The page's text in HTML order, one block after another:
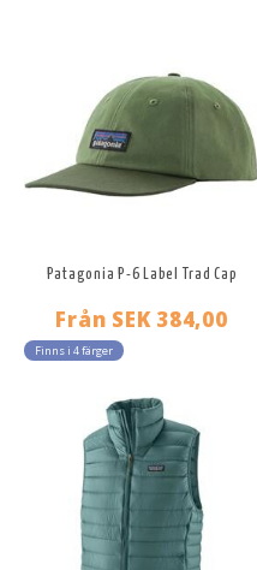
Patagonia P-6 Label Trad Cap
Från SEK 384,00
Finns i 4 färger